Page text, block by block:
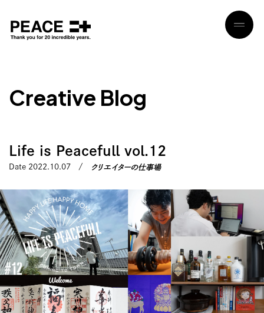
Creative Blog
Life is Peacefull vol.12
Date 2022.10.07 クリエイターの仕事場